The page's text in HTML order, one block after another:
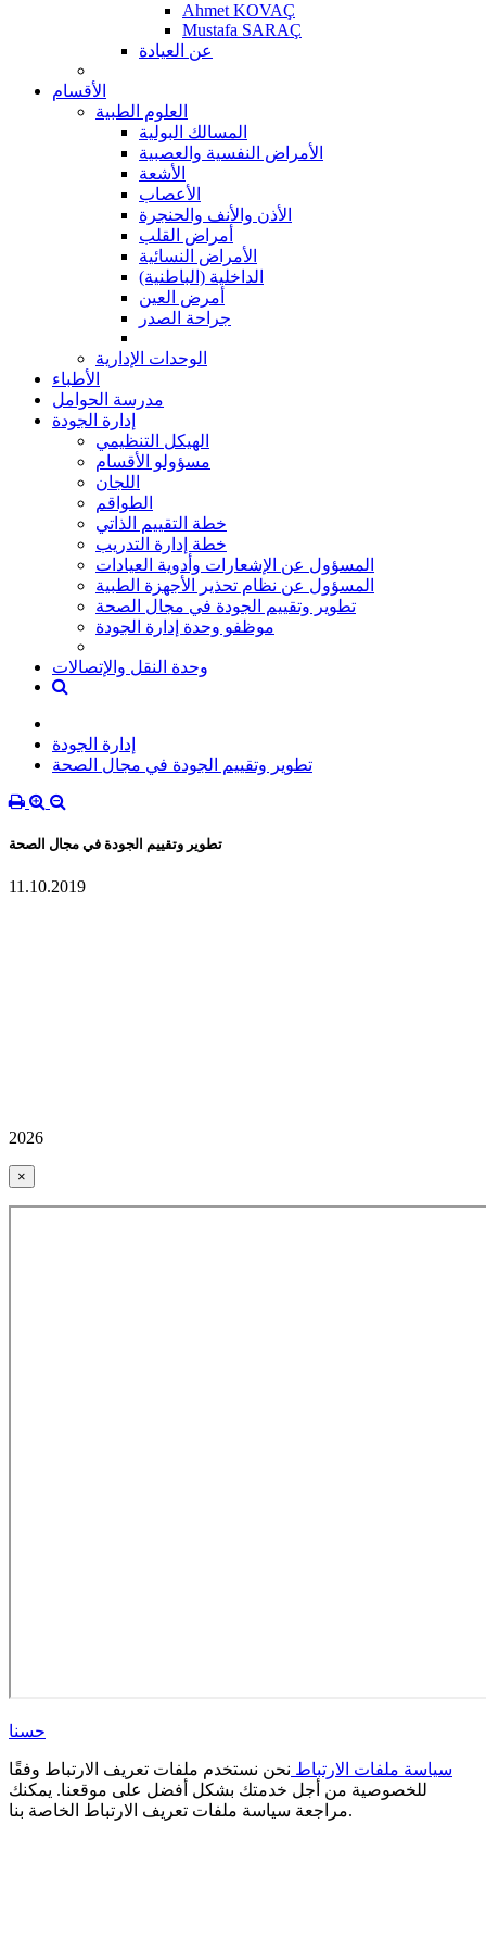
Ahmet KOVAÇ
Mustafa SARAÇ
عن العيادة
الأقسام
العلوم الطبية
المسالك البولية
الأمراض النفسية والعصبية
الأشعة
الأعصاب
الأذن والأنف والحنجرة
أمراض القلب
الأمراض النسائية
الداخلية (الباطنية)
أمرض العين
جراحة الصدر
الوحدات الإدارية
الأطباء
مدرسة الحوامل
إدارة الجودة
الهيكل التنظيمي
مسؤولو الأقسام
اللجان
الطواقم
خطة التقييم الذاتي
خطة إدارة التدريب
المسؤول عن الإشعارات وأدوية العيادات
المسؤول عن نظام تحذير الأجهزة الطبية
تطوير وتقييم الجودة في مجال الصحة
موظفو وحدة إدارة الجودة
وحدة النقل والإتصالات
إدارة الجودة
تطوير وتقييم الجودة في مجال الصحة
تطوير وتقييم الجودة في مجال الصحة
11.10.2019
2026
×
حسنا
سياسة ملفات الارتباط نحن نستخدم ملفات تعريف الارتباط وفقًا
للخصوصية من أجل خدمتك بشكل أفضل على موقعنا. يمكنك
مراجعة سياسة ملفات تعريف الارتباط الخاصة بنا.